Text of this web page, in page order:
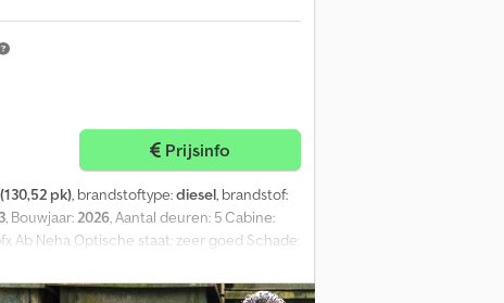
Prijsinfo
pk), brandstoftype:diesel, brandstof:
3 , Bouwjaar: 2026 , Aantal deuren: 5 Cabine:
Ab Neha Optische staat: zeer goed Schade: